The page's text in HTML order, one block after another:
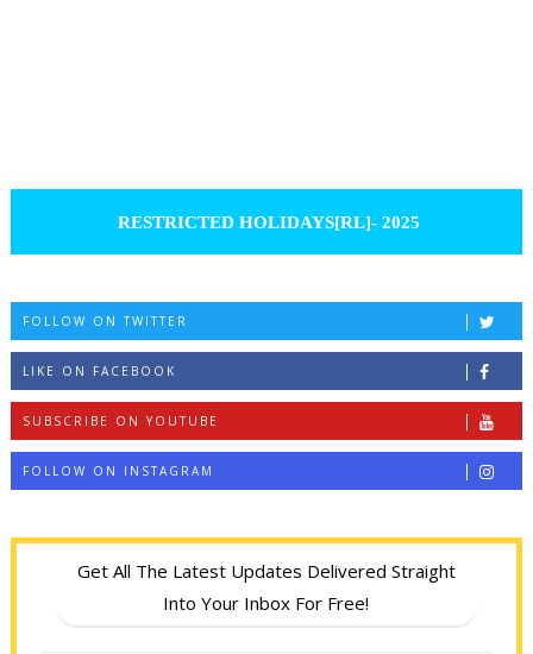
RESTRICTED HOLIDAYS[RL]- 2025
FOLLOW ON TWITTER
LIKE ON FACEBOOK
SUBSCRIBE ON YOUTUBE
FOLLOW ON INSTAGRAM
Get All The Latest Updates Delivered Straight
Into Your Inbox For Free!